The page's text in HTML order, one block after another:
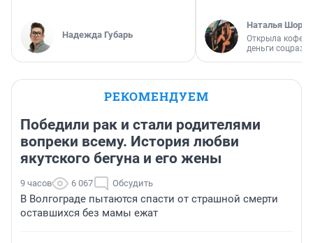
Надежда Губарь
Наталья
Открыла
деньги
РЕКОМЕНДУЕМ
Победили рак и стали родителями
вопреки всему. История любви
якутского бегуна и его жены
9 часов 6 067 Обсудить
В Волгограде пытаются спасти от страшной смерти
оставшихся без мамы ежат